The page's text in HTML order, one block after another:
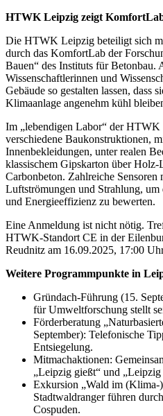
HTWK Leipzig zeigt
Die HTWK Leipzig beteiligt sich
durch das KomfortLab der
Bauen“ des Instituts für Betonbau.
Wissenschaftlerinnen und
Gebäude so gestalten lassen, dass
Klimaanlage angenehm kühl
Im „lebendigen Labor“ der HTWK
verschiedene Baukonstruktionen,
Innenbekleidungen, unter realen
klassischem Gipskarton über
Carbonbeton. Zahlreiche Sensoren
Luftströmungen und Strahlung,
und Energieeffizienz zu bewerten.
Eine Anmeldung ist nicht nötig.
HTWK-Standort CE in der
Reudnitz am 16.09.2025, 17:00
Weitere Programmpunkte in
Gründach-Führung (15.
für Umweltforschung stellt
Förderberatung
September): Telefonische
Entsiegelung.
Mitmachaktionen:
„Leipzig gießt“ und „Leipzig
Exkursion „Wald im (Klima-
Stadtwaldranger führen
Cospuden.